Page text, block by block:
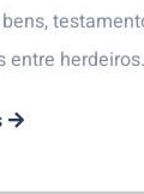
entre herdeiros.